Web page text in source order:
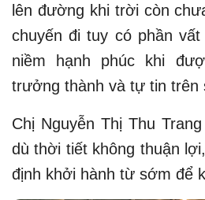
lên đường khi trời còn
chuyến đi tuy có phần
niềm hạnh phúc khi
trưởng thành và tự tin trên
Chị Nguyễn Thị Thu
dù thời tiết không thuận
định khởi hành từ sớm để